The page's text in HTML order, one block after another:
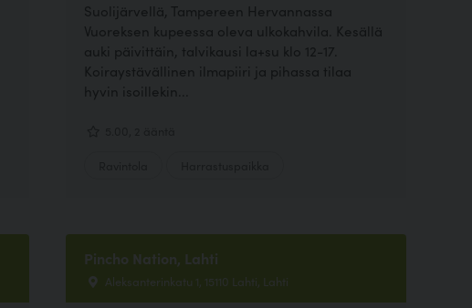
Suolijärvellä, Tampereen Hervannassa
Vuoreksen kupeessa oleva ulkokahvila. Kesällä
auki päivittäin, talvikausi la+su klo 12-17.
Koiraystävällinen ilmapiiri ja pihassa tilaa
hyvin isoillekin...
Pincho Nation, Lahti
Aleksanterinkatu 1, 15110 Lahti, Lahti